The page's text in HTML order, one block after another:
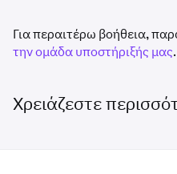
Για περαιτέρω βοήθεια,
την ομάδα υποστήριξής μας.
Χρειάζεστε